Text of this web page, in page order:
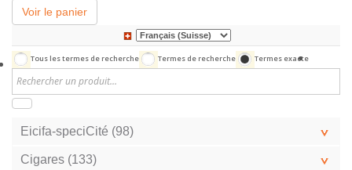
Voir le panier
Tous les termes de recherche Termes de recherche Termes exacte
Eicifa-speciCité (98)
Cigares (133)